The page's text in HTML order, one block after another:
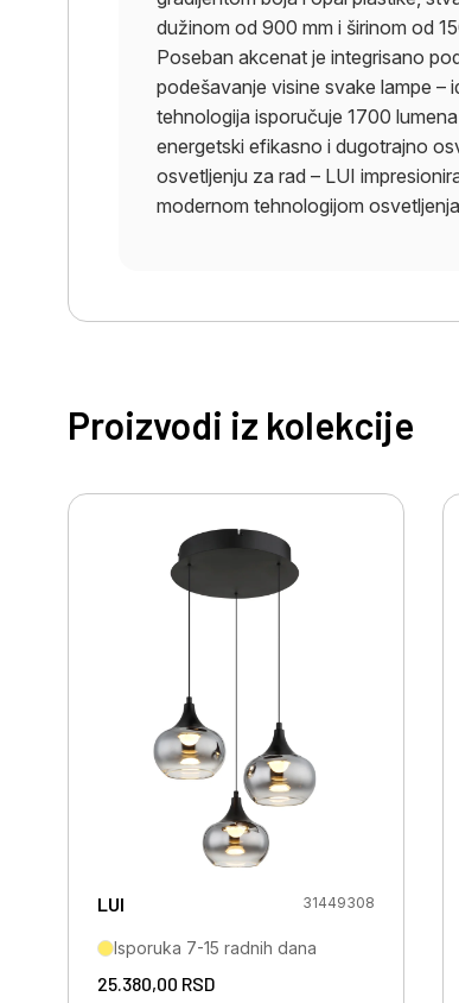
dužinom od 900 mm i širinom od
Poseban akcenat je integrisano
podešavanje visine svake lampe –
tehnologija isporučuje 1700
energetski efikasno i dugotrajno
osvetljenju za rad – LUI
modernom tehnologijom
Proizvodi iz kolekcije
LUI 31449308
Isporuka 7-15 radnih dana
25.380,00 RSD